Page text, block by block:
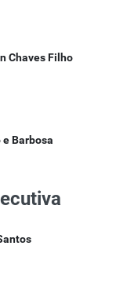
Chaves Filho
Barbosa